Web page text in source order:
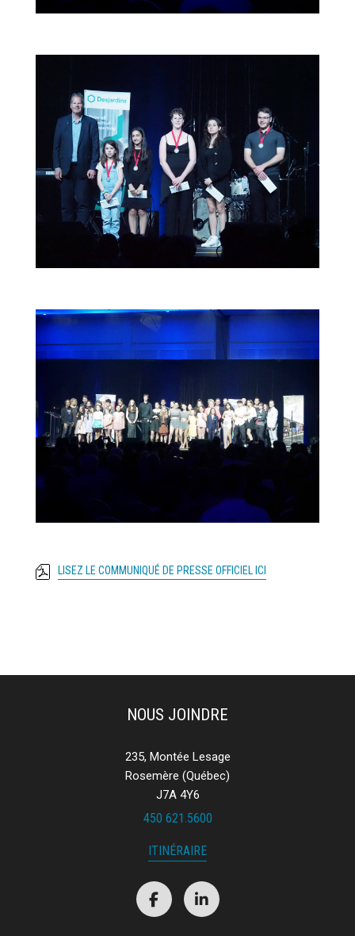
LISEZ LE COMMUNIQUÉ DE PRESSE OFFICIEL ICI
NOUS JOINDRE
235, Montée Lesage
Rosemère (Québec)
J7A 4Y6
450 621.5600
ITINÉRAIRE